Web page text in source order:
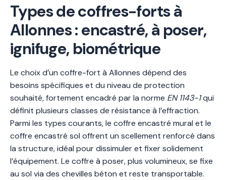
Types de coffres-forts à
Allonnes : encastré, à poser,
ignifuge, biométrique
Le choix d’un coffre-fort à Allonnes dépend des
besoins spécifiques et du niveau de protection
souhaité, fortement encadré par la norme EN 1143-1qui
définit plusieurs classes de résistance à l’effraction.
Parmi les types courants, le coffre encastré mural et le
coffre encastré sol offrent un scellement renforcé dans
la structure, idéal pour dissimuler et fixer solidement
l’équipement. Le coffre à poser, plus volumineux, se fixe
au sol via des chevilles béton et reste transportable.